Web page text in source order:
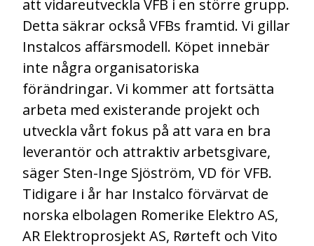
att vidareutveckla VFB i en större grupp.
Detta säkrar också VFBs framtid. Vi gillar
Instalcos affärsmodell. Köpet innebär
inte några organisatoriska
förändringar. Vi kommer att fortsätta
arbeta med existerande projekt och
utveckla vårt fokus på att vara en bra
leverantör och attraktiv arbetsgivare,
säger Sten-Inge Sjöström, VD för VFB.
Tidigare i år har Instalco förvärvat de
norska elbolagen Romerike Elektro AS,
AR Elektroprosjekt AS, Rørteft och Vito